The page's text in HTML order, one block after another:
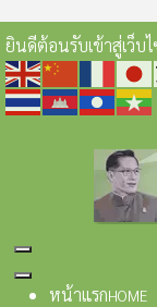
ยินดีต้อนรับเข้าสู่เว็บ
หน้าแรกHOME